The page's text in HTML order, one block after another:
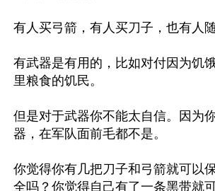
有人买弓箭，有人买刀子，也有人
有武器是有用的，比如对付因为饥
里粮食的饥民。
但是对于武器你不能太自信。因为
器，在军队面前毛都不是。
你觉得你有几把刀子和弓箭就可以
全吗？你觉得自己有了一条黑带就